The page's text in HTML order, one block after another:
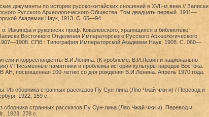
документы по истории русско-китайских сношений в XVII-м веке // Записки
Русского Археологического Общества. Том двадцать первый. 1911—
Академии Наук, 1913. С. 65—94.
Иакинфа и рукописях проф. Ковалевского, хранящихся в библиотеке
Восточного Отделения Императорского Русского Археологического
СПб.: Типография Императорской Академии Наук, 1908. С. 060—
и корреспонденты В.И.Ленина. (К проблеме: В.И.Левин и национально-
// Письменные памятники и проблемы истории культуры народов Востока.
АН, посвященная 100-летию со дня рождения В.И.Ленина. Апрель 1970 года.
Из сборника странных рассказов Пу Сун-лина (Ляо Чжай чжи и) / Перевод и
1922, 159 с.
странных рассказов Пу Сун-лина (Ляо Чжай чжи и). Перевод и
1923, 278 с.